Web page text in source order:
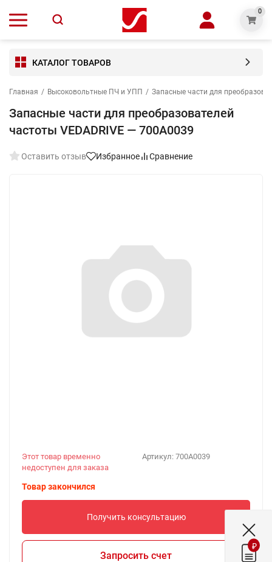
0
КАТАЛОГ ТОВАРОВ
Главная / Высоковольтные ПЧ и УПП / Запасные части для
Запасные части для преобразователей
частоты VEDADRIVE — 700A0039
Оставить отзыв Избранное Сравнение
Артикул: 700A0039
Этот товар временно
недоступен для заказа
Товар закончился
Получить консультацию
Запросить счет
₽